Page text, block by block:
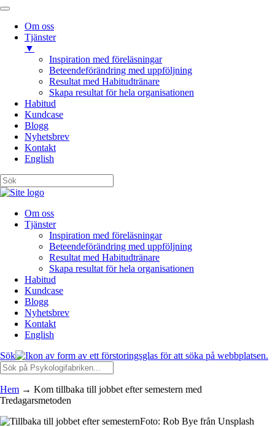
Om oss
Tjänster
▼
Inspiration med föreläsningar
Beteendeförändring med uppföljning
Resultat med Habitudtränare
Skapa resultat för hela organisationen
Habitud
Kundcase
Blogg
Nyhetsbrev
Kontakt
English
Om oss
Tjänster
Inspiration med föreläsningar
Beteendeförändring med uppföljning
Resultat med Habitudtränare
Skapa resultat för hela organisationen
Habitud
Kundcase
Blogg
Nyhetsbrev
Kontakt
English
Sök
Hem → Kom tillbaka till jobbet efter semestern med
Tredagarsmetoden
Foto: Rob Bye från Unsplash